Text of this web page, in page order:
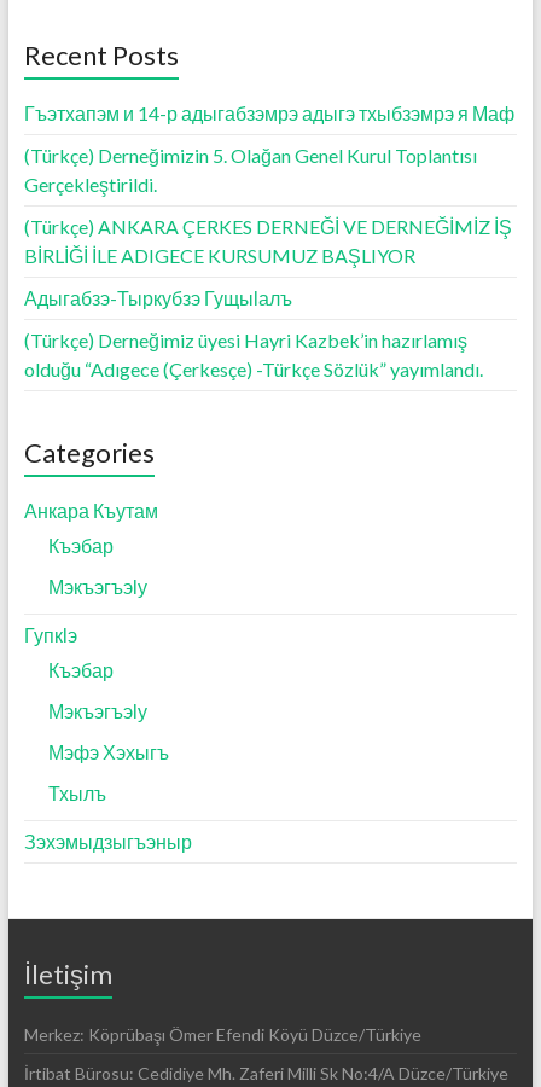
o
k
Recent Posts
Гъэтхапэм и 14-р адыгабзэмрэ адыгэ тхыбзэмрэ я Маф
(Türkçe) Derneğimizin 5. Olağan Genel Kurul Toplantısı
Gerçekleştirildi.
(Türkçe) ANKARA ÇERKES DERNEĞİ VE DERNEĞİMİZ İŞ
BİRLİĞİ İLE ADIGECE KURSUMUZ BAŞLIYOR
Адыгабзэ-Тыркубзэ Гущыӏалъ
(Türkçe) Derneğimiz üyesi Hayri Kazbek’in hazırlamış
olduğu “Adıgece (Çerkesçe) -Türkçe Sözlük” yayımlandı.
Categories
Анкара Къутам
Къэбар
Мэкъэгъэӏу
Гупкӏэ
Къэбар
Мэкъэгъэӏу
Мэфэ Хэхыгъ
Тхылъ
Зэхэмыдзыгъэныр
İletişim
Merkez: Köprübaşı Ömer Efendi Köyü Düzce/Türkiye
İrtibat Bürosu: Cedidiye Mh. Zaferi Milli Sk No:4/A Düzce/Türkiye